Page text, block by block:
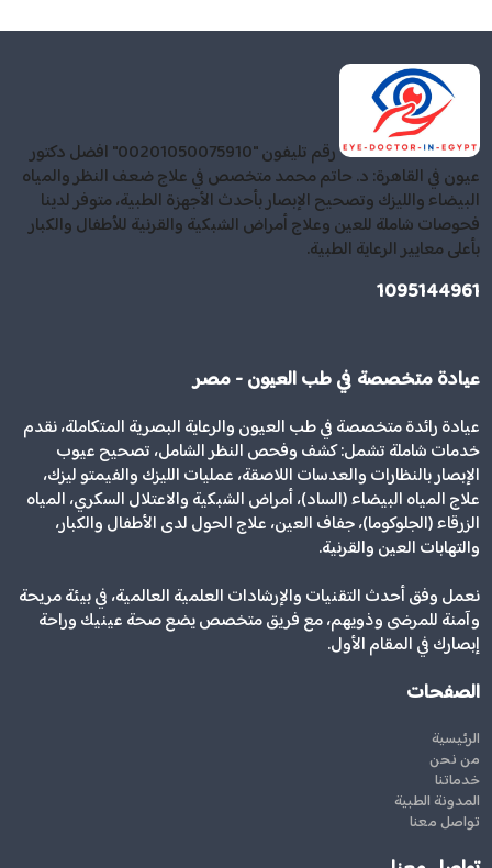
رقم تليفون "00201050075910" افضل دكتور
عيون في القاهرة: د. حاتم محمد متخصص في علاج ضعف النظر والمياه
البيضاء والليزك وتصحيح الإبصار بأحدث الأجهزة الطبية، متوفر لدينا
فحوصات شاملة للعين وعلاج أمراض الشبكية والقرنية للأطفال والكبار
بأعلى معايير الرعاية الطبية.
1095144961
عيادة متخصصة في طب العيون - مصر
عيادة رائدة متخصصة في طب العيون والرعاية البصرية المتكاملة، نقدم
خدمات شاملة تشمل: كشف وفحص النظر الشامل، تصحيح عيوب
الإبصار بالنظارات والعدسات اللاصقة، عمليات الليزك والفيمتو ليزك،
علاج المياه البيضاء (الساد)، أمراض الشبكية والاعتلال السكري، المياه
الزرقاء (الجلوكوما)، جفاف العين، علاج الحول لدى الأطفال والكبار،
والتهابات العين والقرنية.
نعمل وفق أحدث التقنيات والإرشادات العلمية العالمية، في بيئة مريحة
وآمنة للمرضى وذويهم، مع فريق متخصص يضع صحة عينيك وراحة
إبصارك في المقام الأول.
الصفحات
الرئيسية
من نحن
خدماتنا
المدونة الطبية
تواصل معنا